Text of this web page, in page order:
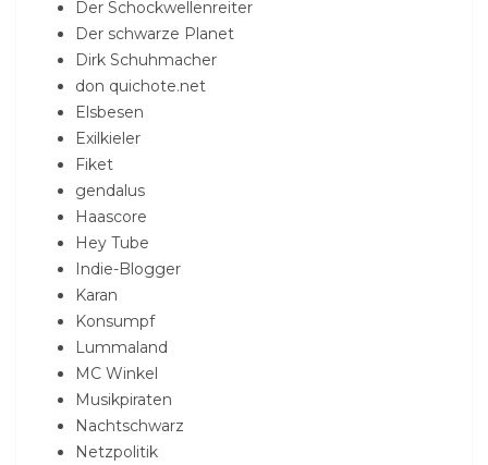
Der Schockwellenreiter
Der schwarze Planet
Dirk Schuhmacher
don quichote.net
Elsbesen
Exilkieler
Fiket
gendalus
Haascore
Hey Tube
Indie-Blogger
Karan
Konsumpf
Lummaland
MC Winkel
Musikpiraten
Nachtschwarz
Netzpolitik